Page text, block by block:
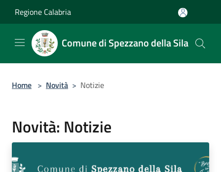
Regione Calabria
Comune di Spezzano della Sila
Home > Novità > Notizie
Novità: Notizie